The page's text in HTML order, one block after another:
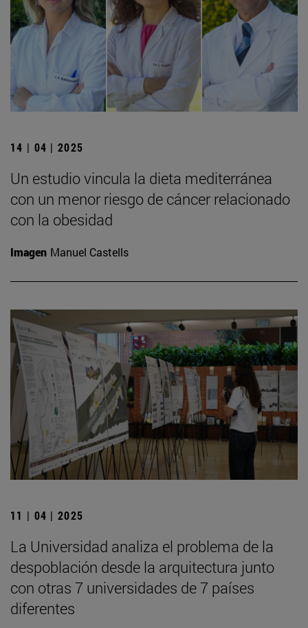
14 | 04 | 2025
Un estudio vincula la dieta mediterránea
con un menor riesgo de cáncer relacionado
con la obesidad
Imagen Manuel Castells
11 | 04 | 2025
La Universidad analiza el problema de la
despoblación desde la arquitectura junto
con otras 7 universidades de 7 países
diferentes